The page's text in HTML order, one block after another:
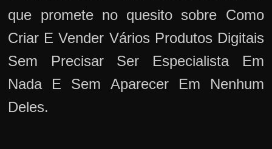
que promete no quesito sobre Como
Criar E Vender Vários Produtos Digitais
Sem Precisar Ser Especialista Em
Nada E Sem Aparecer Em Nenhum
Deles.